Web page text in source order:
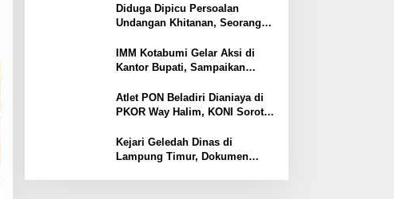
Diduga Dipicu Persoalan
Undangan Khitanan, Seorang
Tertembak
IMM Kotabumi Gelar Aksi di
Kantor Bupati, Sampaikan
Pemkab Lampung Utara
Atlet PON Beladiri Dianiaya di
PKOR Way Halim, KONI Soroti
Kawasan
Kejari Geledah Dinas di
Lampung Timur, Dokumen